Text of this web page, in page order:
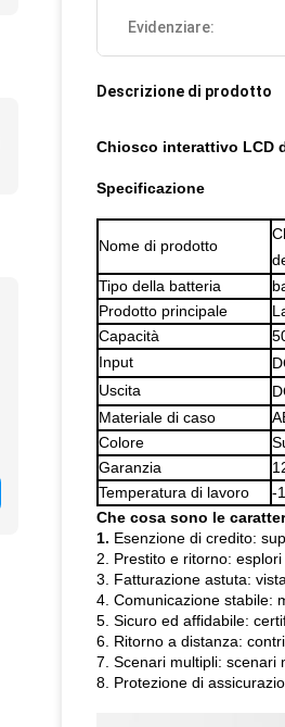
Evidenziare:
Descrizione di prodotto
Chiosco interattivo LCD
Specificazione
Nome di prodotto
Tipo della batteria
Prodotto principale
Capacità
Input
Uscita
Materiale di caso
Colore
Garanzia
Temperatura di lavoro
-
Che cosa sono le
1. Esenzione di credito:
2. Prestito e ritorno:
3. Fatturazione astuta:
4. Comunicazione stabile:
5. Sicuro ed affidabile:
6. Ritorno a distanza:
7. Scenari multipli: scenari
8. Protezione di